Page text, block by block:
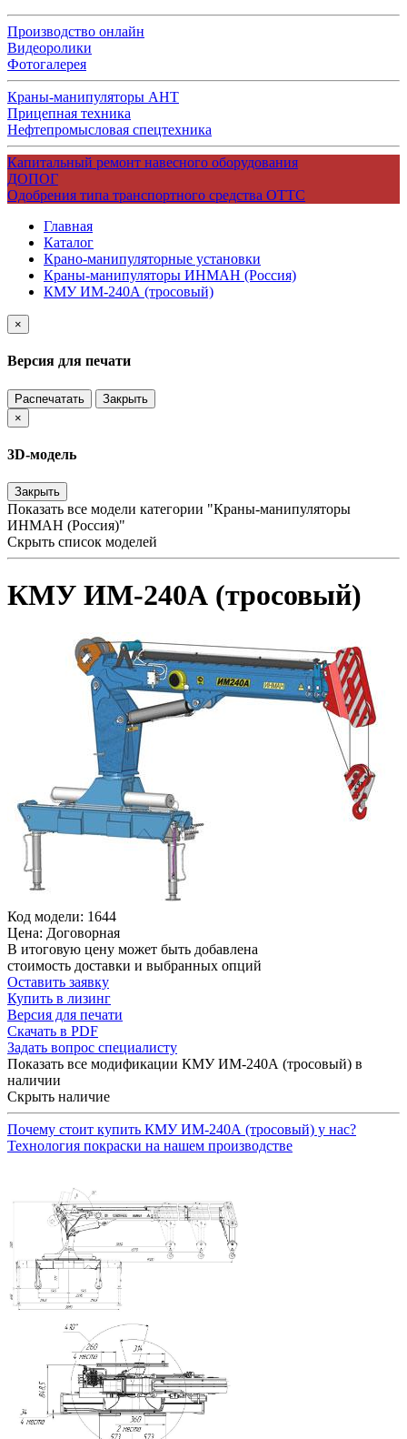
Производство онлайн
Видеоролики
Фотогалерея
Краны-манипуляторы АНТ
Прицепная техника
Нефтепромысловая спецтехника
Капитальный ремонт навесного оборудования
ДОПОГ
Одобрения типа транспортного средства ОТТС
Главная
Каталог
Крано-манипуляторные установки
Краны-манипуляторы ИНМАН (Россия)
КМУ ИМ-240А (тросовый)
×
Версия для печати
Распечатать
Закрыть
×
3D-модель
Закрыть
Показать все модели категории "Краны-манипуляторы
ИНМАН (Россия)"
Скрыть список моделей
КМУ ИМ-240А (тросовый)
Код модели: 1644
Цена: Договорная
В итоговую цену может быть добавлена
стоимость доставки и выбранных опций
Оставить заявку
Купить в лизинг
Версия для печати
Скачать в PDF
Задать вопрос специалисту
Показать все модификации КМУ ИМ-240А (тросовый) в
наличии
Скрыть наличие
Почему стоит купить КМУ ИМ-240А (тросовый) у нас?
Технология покраски на нашем производстве